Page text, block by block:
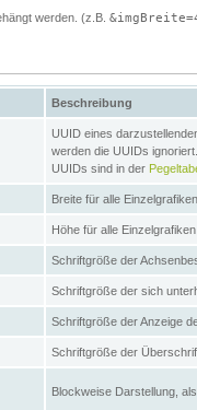
werden. (z.B.
Beschreibung
UUID eines
werden die UUIDs
UUIDs sind in der
Breite für alle
Höhe für alle
Schriftgröße der
Schriftgröße der sich
Schriftgröße der Anzeige
Schriftgröße der
Blockweise Darstellung,